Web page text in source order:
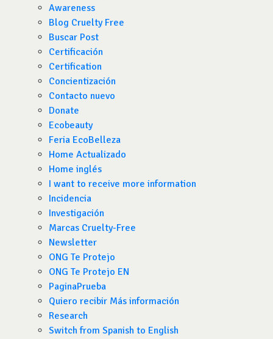
Awareness
Blog Cruelty Free
Buscar Post
Certificación
Certification
Concientización
Contacto nuevo
Donate
Ecobeauty
Feria EcoBelleza
Home Actualizado
Home inglés
I want to receive more information
Incidencia
Investigación
Marcas Cruelty-Free
Newsletter
ONG Te Protejo
ONG Te Protejo EN
PaginaPrueba
Quiero recibir Más información
Research
Switch from Spanish to English